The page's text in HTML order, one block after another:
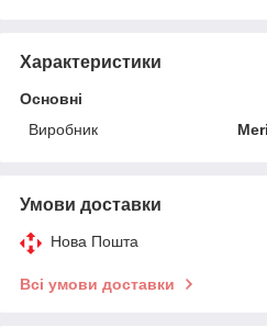
Характеристики
Основні
Виробник
Умови доставки
Нова Пошта
Всі умови доставки